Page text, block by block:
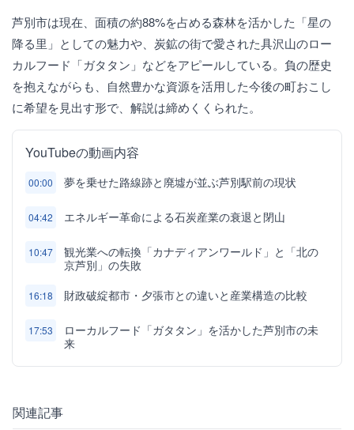
芦別市は現在、面積の約88%を占める森林を活かした「星の
降る里」としての魅力や、炭鉱の街で愛された具沢山のロー
カルフード「ガタタン」などをアピールしている。負の歴史
を抱えながらも、自然豊かな資源を活用した今後の町おこし
に希望を見出す形で、解説は締めくくられた。
YouTubeの動画内容
00:00 夢を乗せた路線跡と廃墟が並ぶ芦別駅前の現状
04:42 エネルギー革命による石炭産業の衰退と閉山
10:47
観光業への転換「カナディアンワールド」と「北の
京芦別」の失敗
16:18 財政破綻都市・夕張市との違いと産業構造の比較
17:53
ローカルフード「ガタタン」を活かした芦別市の未
来
関連記事